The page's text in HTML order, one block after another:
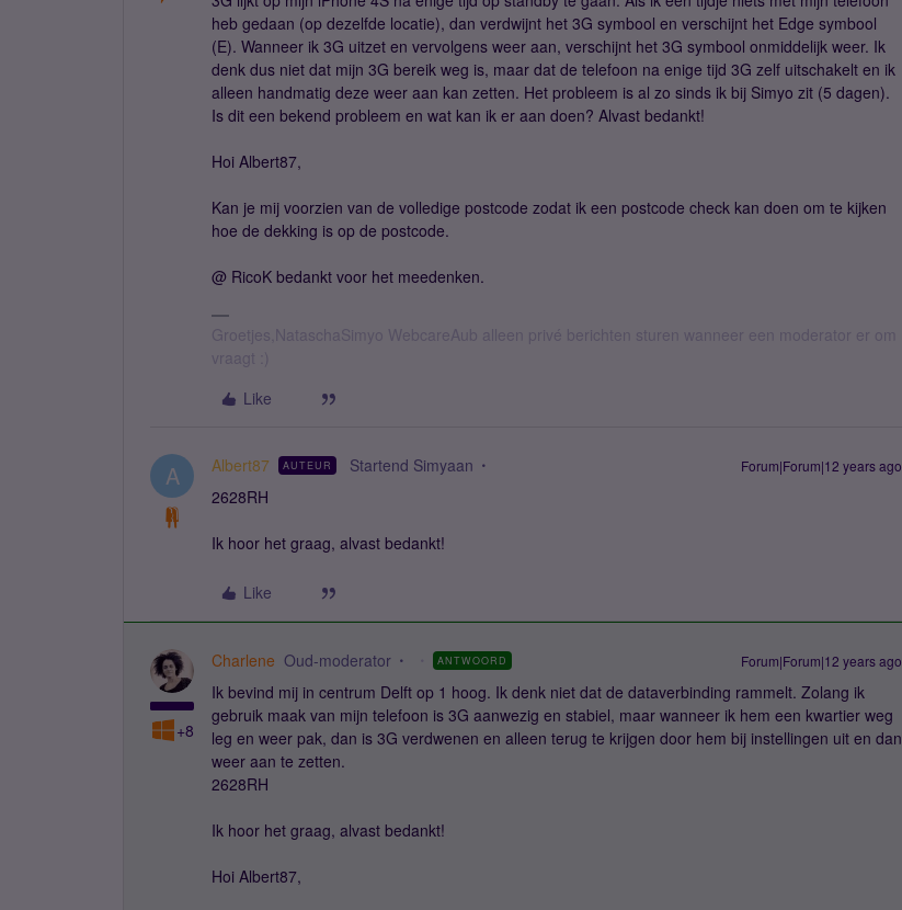
heb gedaan (op dezelfde locatie), dan verdwijnt het 3G symbool en verschijnt het Edge symbool
(E). Wanneer ik 3G uitzet en vervolgens weer aan, verschijnt het 3G symbool onmiddelijk weer. Ik
denk dus niet dat mijn 3G bereik weg is, maar dat de telefoon na enige tijd 3G zelf uitschakelt en ik
alleen handmatig deze weer aan kan zetten. Het probleem is al zo sinds ik bij Simyo zit (5 dagen).
Is dit een bekend probleem en wat kan ik er aan doen? Alvast bedankt!
Hoi Albert87,
Kan je mij voorzien van de volledige postcode zodat ik een postcode check kan doen om te kijken
hoe de dekking is op de postcode.
@ RicoK bedankt voor het meedenken.
Groetjes,NataschaSimyo WebcareAub alleen privé berichten sturen wanneer een moderator er om
vraagt :)
Like
A Albert87 AUTEUR Startend Simyaan Forum|Forum|12 years ago
2628RH
Ik hoor het graag, alvast bedankt!
Like
+8
Charlene Oud-moderator ANTWOORD Forum|Forum|12 years ago
Ik bevind mij in centrum Delft op 1 hoog. Ik denk niet dat de dataverbinding rammelt. Zolang ik
gebruik maak van mijn telefoon is 3G aanwezig en stabiel, maar wanneer ik hem een kwartier weg
leg en weer pak, dan is 3G verdwenen en alleen terug te krijgen door hem bij instellingen uit en dan
weer aan te zetten.
2628RH
Ik hoor het graag, alvast bedankt!
Hoi Albert87,